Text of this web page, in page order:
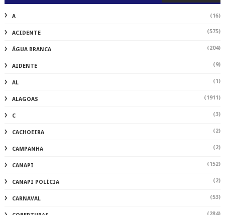
A (16)
ACIDENTE (575)
ÁGUA BRANCA (204)
AIDENTE (9)
AL (1)
ALAGOAS (1911)
C (3)
CACHOEIRA (2)
CAMPANHA (2)
CANAPI (152)
CANAPI POLÍCIA (2)
CARNAVAL (53)